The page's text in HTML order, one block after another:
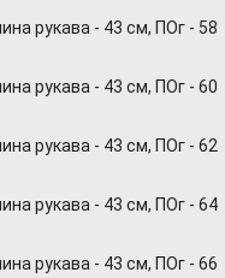
рукава - 43 см, ПОг - 58
рукава - 43 см, ПОг - 60
рукава - 43 см, ПОг - 62
рукава - 43 см, ПОг - 64
рукава - 43 см, ПОг - 66